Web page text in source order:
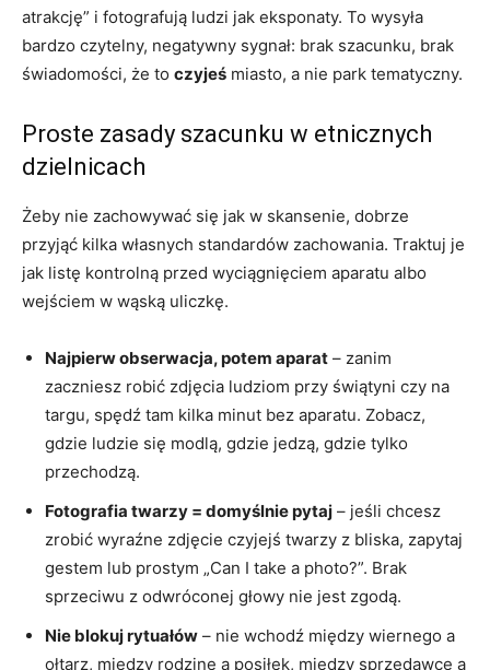
atrakcję” i fotografują ludzi jak eksponaty. To wysyła
bardzo czytelny, negatywny sygnał: brak szacunku, brak
świadomości, że to czyjeś miasto, a nie park tematyczny.
Proste zasady szacunku w etnicznych
dzielnicach
Żeby nie zachowywać się jak w skansenie, dobrze
przyjąć kilka własnych standardów zachowania. Traktuj je
jak listę kontrolną przed wyciągnięciem aparatu albo
wejściem w wąską uliczkę.
Najpierw obserwacja, potem aparat – zanim
zaczniesz robić zdjęcia ludziom przy świątyni czy na
targu, spędź tam kilka minut bez aparatu. Zobacz,
gdzie ludzie się modlą, gdzie jedzą, gdzie tylko
przechodzą.
Fotografia twarzy = domyślnie pytaj – jeśli chcesz
zrobić wyraźne zdjęcie czyjejś twarzy z bliska, zapytaj
gestem lub prostym „Can I take a photo?”. Brak
sprzeciwu z odwróconej głowy nie jest zgodą.
Nie blokuj rytuałów – nie wchodź między wiernego a
ołtarz, między rodzinę a posiłek, między sprzedawcę a